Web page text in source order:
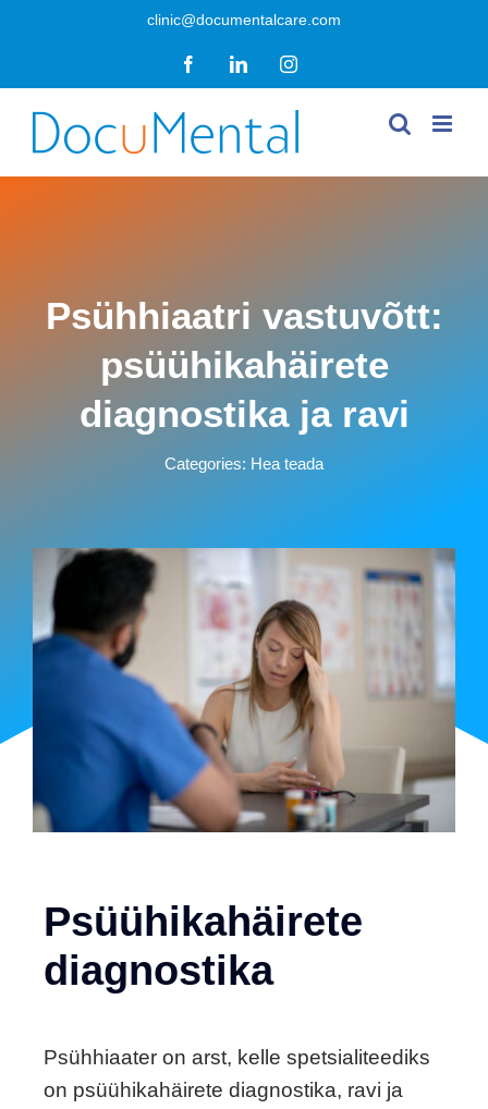
clinic@documentalcare.com
FacebookLinkedInInstagram
Psühhiaatri vastuvõtt:
psüühikahäirete
diagnostika ja ravi
Categories: Hea teada
Psüühikahäirete
diagnostika
Psühhiaater on arst, kelle spetsialiteediks
on psüühikahäirete diagnostika, ravi ja